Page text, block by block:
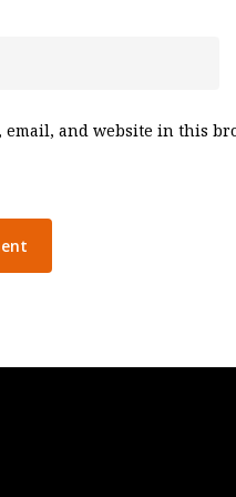
email, and website in this